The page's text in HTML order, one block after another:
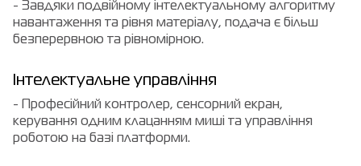
- Завдяки подвійному інтелектуальному алгоритму
навантаження та рівня матеріалу, подача є більш
безперервною та рівномірною.
Інтелектуальне управління
- Професійний контролер, сенсорний екран,
керування одним клацанням миші та управління
роботою на базі платформи.